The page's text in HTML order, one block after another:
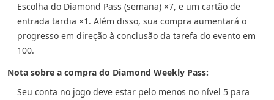
Escolha do Diamond Pass (semana) ×7, e um cartão de
entrada tardia ×1. Além disso, sua compra aumentará o
progresso em direção à conclusão da tarefa do evento em
100.
Nota sobre a compra do Diamond Weekly Pass:
Seu conta no jogo deve estar pelo menos no nível 5 para